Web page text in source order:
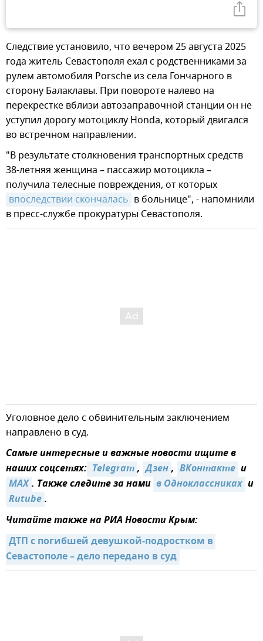
Следствие установило, что вечером 25 августа 2025
года житель Севастополя ехал с родственниками за
рулем автомобиля Porsche из села Гончарного в
сторону Балаклавы. При повороте налево на
перекрестке вблизи автозаправочной станции он не
уступил дорогу мотоциклу Honda, который двигался
во встречном направлении.
"В результате столкновения транспортных средств
38-летняя женщина – пассажир мотоцикла –
получила телесные повреждения, от которых
впоследствии скончалась в больнице", - напомнили
в пресс-службе прокуратуры Севастополя.
Уголовное дело с обвинительным заключением
направлено в суд.
Самые интересные и важные новости ищите в
наших соцсетях: Telegram, Дзен, ВКонтакте и
MAX. Также следите за нами в Одноклассниках и
Rutube.
Читайте также на РИА Новости Крым:
ДТП с погибшей девушкой-подростком в
Севастополе – дело передано в суд